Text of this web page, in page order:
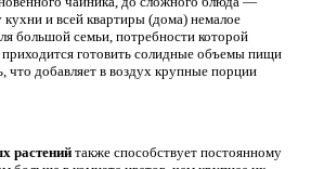
кухни и всей квартиры (дома) немалое
большой семьи, потребности которой
приходится готовить солидные объемы пищи
что добавляет в воздух крупные порции
растенийтакже способствует постоянному